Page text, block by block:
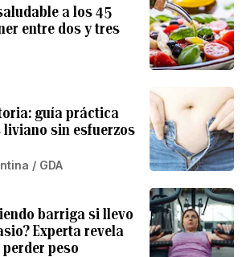
a los 45
entre dos y tres
guía práctica
sin esfuerzos
/ GDA
barriga si llevo
Experta revela
peso